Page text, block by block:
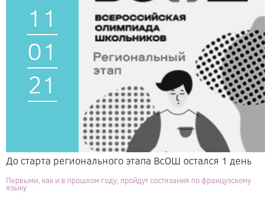
11
01
21
До старта регионального этапа ВсОШ остался 1 день
Первыми, как и в прошлом году, пройдут состязания по французскому
языку